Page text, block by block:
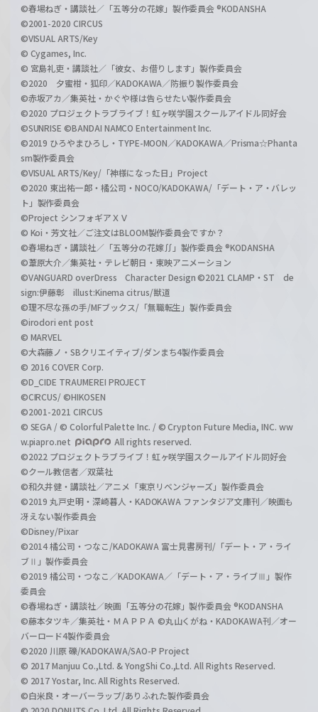
©春場ねぎ・講談社／「五等分の花嫁」製作委員会 ®KODANSHA
©2001-2020 CIRCUS
©VISUAL ARTS/Key
© Cygames, Inc.
© 宮島礼吏・講談社／「彼女、お借りします」製作委員会
©2020 夕蜜柑・狐印／KADOKAWA／防振り製作委員会
©赤坂アカ／集英社・かぐや様は告らせたい製作委員会
©2020 プロジェクトラブライブ！虹ヶ咲学園スクールアイドル同好会
©SUNRISE ©BANDAI NAMCO Entertainment Inc.
©2019 ひろやまひろし・TYPE-MOON／KADOKAWA／Prisma☆Phanta
sm製作委員会
©VISUAL ARTS/Key/「神様になった日」Project
©2020 東出祐一郎・橘公司・NOCO/KADOKAWA/「デート・ア・バレッ
ト」製作委員会
©Project シンフォギアＸＶ
© Koi・芳文社／ご注文はBLOOM製作委員会ですか？
©春場ねぎ・講談社／「五等分の花嫁∬」製作委員会 ®KODANSHA
©葦原大介／集英社・テレビ朝日・東映アニメーション
©VANGUARD overDress Character Design ©2021 CLAMP・ST de
sign:伊藤彰 illust:Kinema citrus/獣道
©理不尽な孫の手/MFブックス/「無職転生」製作委員会
©irodori ent post
© MARVEL
©大森藤ノ・SBクリエイティブ/ダンまち4製作委員会
© 2016 COVER Corp.
©D_CIDE TRAUMEREI PROJECT
©CIRCUS/ ©HIKOSEN
©2001-2021 CIRCUS
© SEGA / © Colorful Palette Inc. / © Crypton Future Media, INC. ww
w.piapro.net
All rights reserved.
©2022 プロジェクトラブライブ！虹ヶ咲学園スクールアイドル同好会
©クール教信者／双葉社
©和久井健・講談社／アニメ「東京リベンジャーズ」製作委員会
©2019 丸戸史明・深崎暮人・KADOKAWA ファンタジア文庫刊／映画も
冴えない製作委員会
©Disney/Pixar
©2014 橘公司・つなこ/KADOKAWA 富士見書房刊/「デート・ア・ライ
ブⅡ」製作委員会
©2019 橘公司・つなこ／KADOKAWA／「デート・ア・ライブⅢ」製作
委員会
©春場ねぎ・講談社／映画「五等分の花嫁」製作委員会 ®KODANSHA
©藤本タツキ／集英社・ＭＡＰＰＡ ©丸山くがね・KADOKAWA刊／オー
バーロード4製作委員会
©2020 川原 礫/KADOKAWA/SAO-P Project
© 2017 Manjuu Co.,Ltd. & YongShi Co.,Ltd. All Rights Reserved.
© 2017 Yostar, Inc. All Rights Reserved.
©白米良・オーバーラップ/ありふれた製作委員会